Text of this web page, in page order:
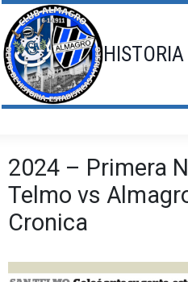
Saltar
al
contenido
2024 – Primera
Telmo vs
Cronica